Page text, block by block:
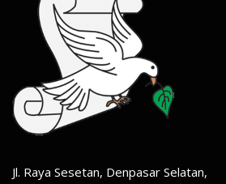
Jl. Raya Sesetan, Denpasar Selatan,